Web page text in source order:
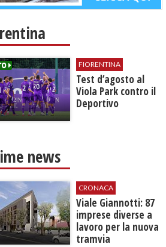
FIORENTINA
Test d’agosto al
Viola Park contro il
Deportivo
news
CRONACA
Viale Giannotti: 87
imprese diverse a
lavoro per la nuova
tramvia